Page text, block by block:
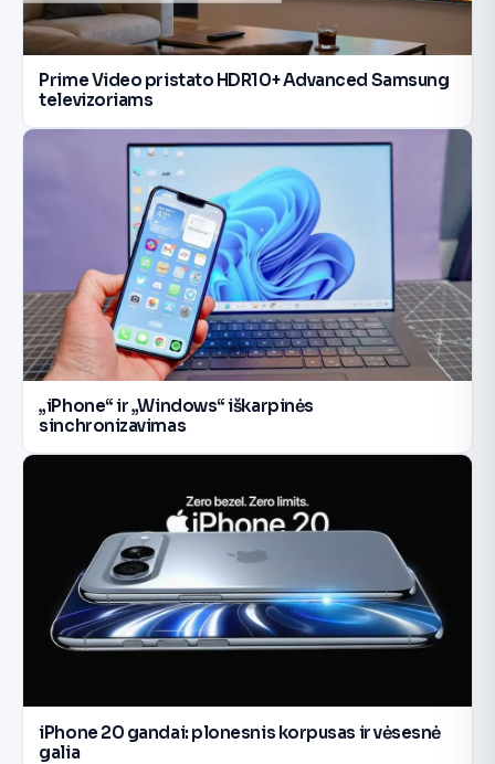
Prime Video pristato HDR10+ Advanced Samsung
televizoriams
„iPhone“ ir „Windows“ iškarpinės
sinchronizavimas
iPhone 20 gandai: plonesnis korpusas ir vėsesnė
galia